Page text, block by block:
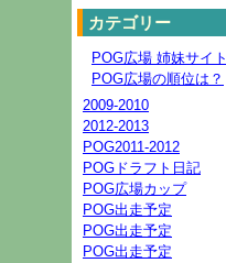
カテゴリー
POG広場 姉妹サイト
POG広場の順位は？
2009-2010
2012-2013
POG2011-2012
POGドラフト日記
POG広場カップ
POG出走予定
POG出走予定
POG出走予定